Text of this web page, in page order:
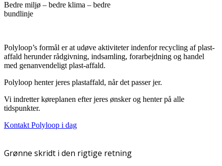
Bedre miljø – bedre klima – bedre
bundlinje
Polyloop’s formål er at udøve aktiviteter indenfor recycling af plast-
affald herunder rådgivning, indsamling, forarbejdning og handel
med genanvendeligt plast-affald.
Polyloop henter jeres plastaffald, når det passer jer.
Vi indretter køreplanen efter jeres ønsker og henter på alle
tidspunkter.
Kontakt Polyloop i dag
Grønne skridt i den rigtige retning